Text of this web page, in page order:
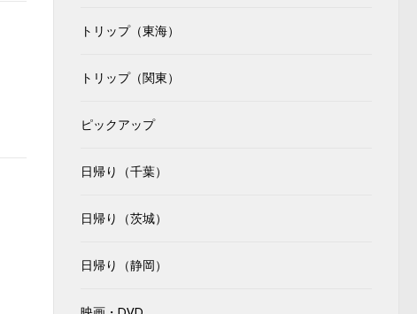
トリップ（東海）
トリップ（関東）
ピックアップ
日帰り（千葉）
日帰り（茨城）
日帰り（静岡）